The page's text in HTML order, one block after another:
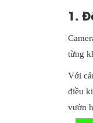
1.
từng
Với
điều
vườn